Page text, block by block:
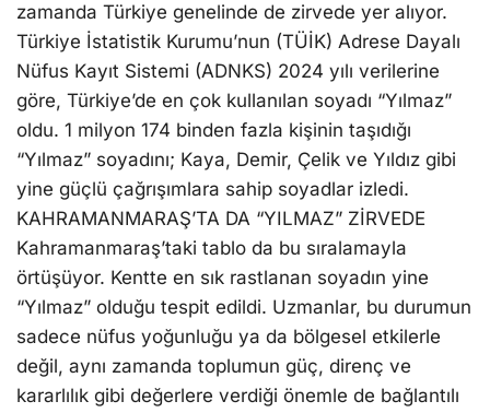
zamanda Türkiye genelinde de zirvede yer alıyor.
Türkiye İstatistik Kurumu’nun (TÜİK) Adrese Dayalı
Nüfus Kayıt Sistemi (ADNKS) 2024 yılı verilerine
göre, Türkiye’de en çok kullanılan soyadı “Yılmaz”
oldu. 1 milyon 174 binden fazla kişinin taşıdığı
“Yılmaz” soyadını; Kaya, Demir, Çelik ve Yıldız gibi
yine güçlü çağrışımlara sahip soyadlar izledi.
KAHRAMANMARAŞ’TA DA “YILMAZ” ZİRVEDE
Kahramanmaraş’taki tablo da bu sıralamayla
örtüşüyor. Kentte en sık rastlanan soyadın yine
“Yılmaz” olduğu tespit edildi. Uzmanlar, bu durumun
sadece nüfus yoğunluğu ya da bölgesel etkilerle
değil, aynı zamanda toplumun güç, direnç ve
kararlılık gibi değerlere verdiği önemle de bağlantılı